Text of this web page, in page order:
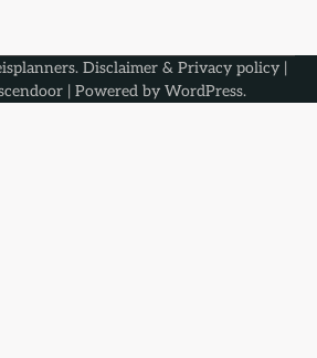
. Disclaimer & Privacy policy|
| Powered by WordPress.